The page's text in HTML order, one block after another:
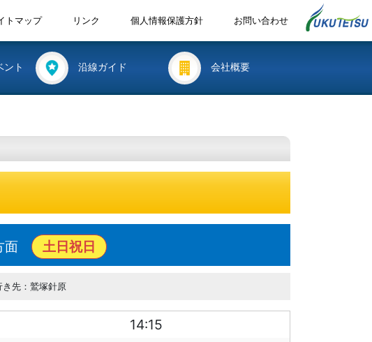
トマップ リンク 個人情報保護方針 お問い合わせ
ト 沿線ガイド 会社概要
面 土日祝日
先：鷲塚針原
14:15